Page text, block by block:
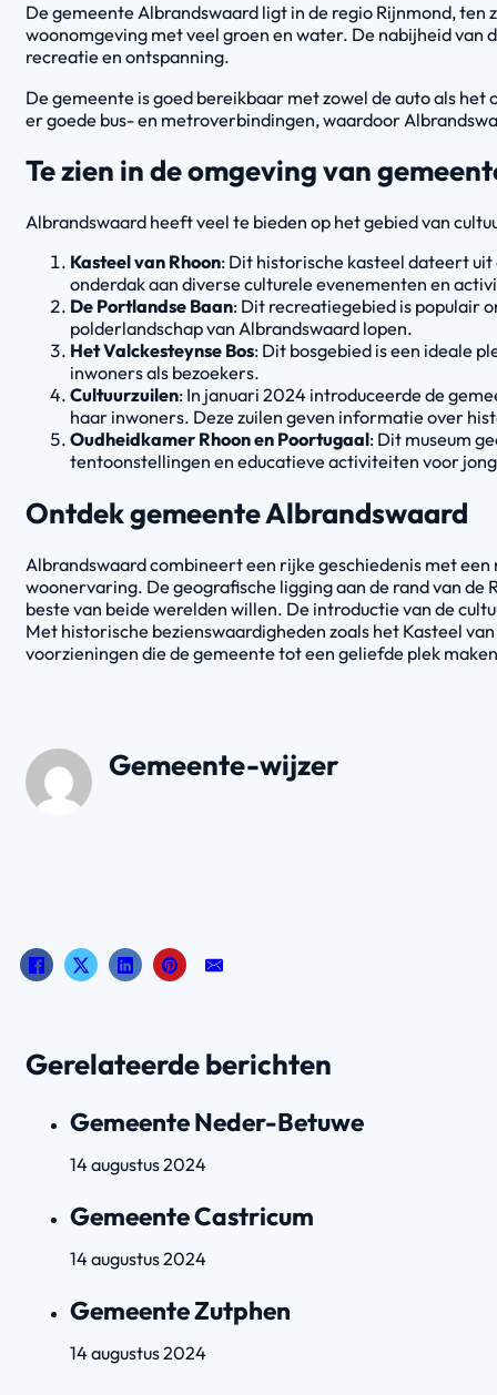
De gemeente Albrandswaard ligt in de regio Rijnmond, ten
woonomgeving met veel groen en water. De nabijheid van
recreatie en ontspanning.
De gemeente is goed bereikbaar met zowel de auto als
er goede bus- en metroverbindingen, waardoor
Te zien in de omgeving van
Albrandswaard heeft veel te bieden op het gebied van
Kasteel van Rhoon: Dit historische kasteel dateert uit
onderdak aan diverse culturele evenementen en
De Portlandse Baan: Dit recreatiegebied is populair
polderlandschap van Albrandswaard lopen.
Het Valckesteynse Bos: Dit bosgebied is een ideale
inwoners als bezoekers.
Cultuurzuilen: In januari 2024 introduceerde de
haar inwoners. Deze zuilen geven informatie over
Oudheidkamer Rhoon en Poortugaal: Dit museum
tentoonstellingen en educatieve activiteiten voor
Ontdek gemeente Albrandswaard
Albrandswaard combineert een rijke geschiedenis met
woonervaring. De geografische ligging aan de rand van
beste van beide werelden willen. De introductie van de
Met historische bezienswaardigheden zoals het Kasteel
voorzieningen die de gemeente tot een geliefde plek
Gemeente-wijzer
Gerelateerde berichten
Gemeente Neder-Betuwe
14 augustus 2024
Gemeente Castricum
14 augustus 2024
Gemeente Zutphen
14 augustus 2024